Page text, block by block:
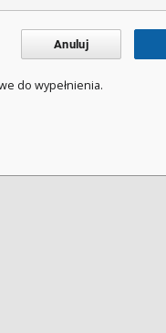
Anuluj
do wypełnienia.